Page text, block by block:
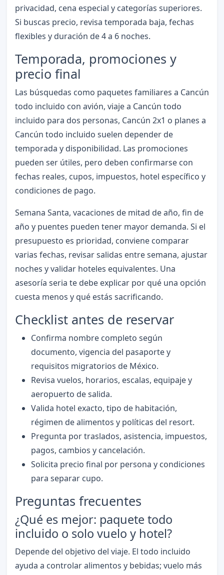
privacidad, cena especial y categorías superiores.
Si buscas precio, revisa temporada baja, fechas
flexibles y duración de 4 a 6 noches.
Temporada, promociones y
precio final
Las búsquedas como paquetes familiares a Cancún
todo incluido con avión, viaje a Cancún todo
incluido para dos personas, Cancún 2x1 o planes a
Cancún todo incluido suelen depender de
temporada y disponibilidad. Las promociones
pueden ser útiles, pero deben confirmarse con
fechas reales, cupos, impuestos, hotel específico y
condiciones de pago.
Semana Santa, vacaciones de mitad de año, fin de
año y puentes pueden tener mayor demanda. Si el
presupuesto es prioridad, conviene comparar
varias fechas, revisar salidas entre semana, ajustar
noches y validar hoteles equivalentes. Una
asesoría seria te debe explicar por qué una opción
cuesta menos y qué estás sacrificando.
Checklist antes de reservar
Confirma nombre completo según
documento, vigencia del pasaporte y
requisitos migratorios de México.
Revisa vuelos, horarios, escalas, equipaje y
aeropuerto de salida.
Valida hotel exacto, tipo de habitación,
régimen de alimentos y políticas del resort.
Pregunta por traslados, asistencia, impuestos,
pagos, cambios y cancelación.
Solicita precio final por persona y condiciones
para separar cupo.
Preguntas frecuentes
¿Qué es mejor: paquete todo
incluido o solo vuelo y hotel?
Depende del objetivo del viaje. El todo incluido
ayuda a controlar alimentos y bebidas; vuelo más